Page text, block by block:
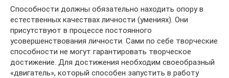
Способности должны обязательно находить опору в
естественных качествах личности (умениях). Они
присутствуют в процессе постоянного
усовершенствования личности. Сами по себе творческие
способности не могут гарантировать творческое
достижение. Для достижения необходим своеобразный
«двигатель», который способен запустить в работу